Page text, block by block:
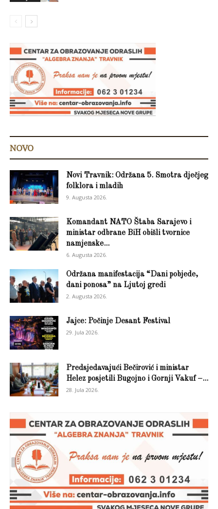
NOVO
Novi Travnik: Održana 5. Smotra dječjeg
folklora i mladih
9. Augusta 2026.
Komandant NATO Štaba Sarajevo i
ministar odbrane BiH obišli tvornice
namjenske...
6. Augusta 2026.
Održana manifestacija “Dani pobjede,
dani ponosa” na Ljutoj gredi
2. Augusta 2026.
Jajce: Počinje Desant Festival
29. Jula 2026.
Predsjedavajući Bečirović i ministar
Helez posjetili Bugojno i Gornji Vakuf –...
28. Jula 2026.